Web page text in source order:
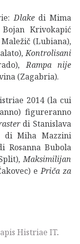
Dlakedi Mima
Krivokapić
(Lubiana),
Kontrolisani
Rampa nije
(Zagabria).
2014 (la cui
figureranno
di Stanislava
Miha Mazzini
Rosanna Bubola
Maksimilijan
e Priča za
Histriae IT.